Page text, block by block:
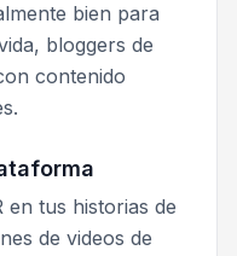
bien para
bloggers de
contenido
en tus historias de
de videos de